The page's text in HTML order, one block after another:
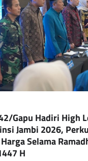
Gapu Hadiri High
Jambi 2026,
Selama
H